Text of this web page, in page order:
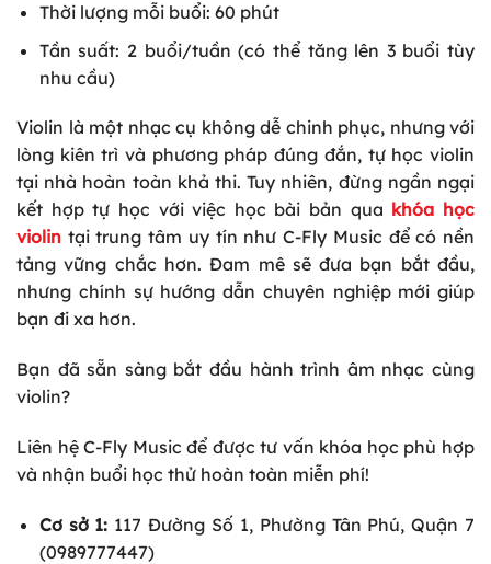
Thời lượng mỗi buổi: 60 phút
Tần suất: 2 buổi/tuần (có thể tăng lên 3 buổi tùy
nhu cầu)
Violin là một nhạc cụ không dễ chinh phục, nhưng với
lòng kiên trì và phương pháp đúng đắn, tự học violin
tại nhà hoàn toàn khả thi. Tuy nhiên, đừng ngần ngại
kết hợp tự học với việc học bài bản qua khóa học
violin tại trung tâm uy tín như C-Fly Music để có nền
tảng vững chắc hơn. Đam mê sẽ đưa bạn bắt đầu,
nhưng chính sự hướng dẫn chuyên nghiệp mới giúp
bạn đi xa hơn.
Bạn đã sẵn sàng bắt đầu hành trình âm nhạc cùng
violin?
Liên hệ C-Fly Music để được tư vấn khóa học phù hợp
và nhận buổi học thử hoàn toàn miễn phí!
Cơ sở 1: 117 Đường Số 1, Phường Tân Phú, Quận 7
(0989777447)